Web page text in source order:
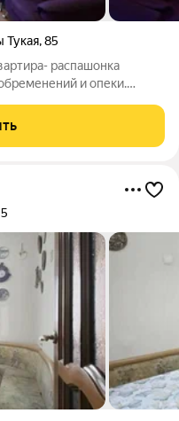
Тукая,85
распашонка
и опеки.
поликлиника. Удобная